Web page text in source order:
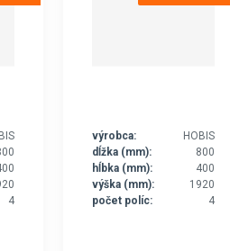
4
výrobca:
HOBIS
dĺžka (mm):
800
hĺbka (mm):
400
výška (mm):
1920
počet políc:
4